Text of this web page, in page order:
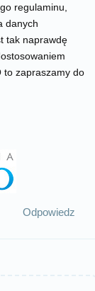
regulaminu,
danych
tak naprawdę
to zapraszamy do
Odpowiedz